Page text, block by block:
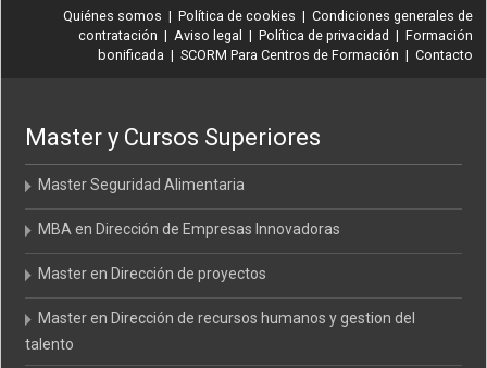
Quiénes somos | Política de cookies | Condiciones generales de
contratación | Aviso legal | Política de privacidad | Formación
bonificada | SCORM Para Centros de Formación | Contacto
Master y Cursos Superiores
Master Seguridad Alimentaria
MBA en Dirección de Empresas Innovadoras
Master en Dirección de proyectos
Master en Dirección de recursos humanos y gestion del
talento